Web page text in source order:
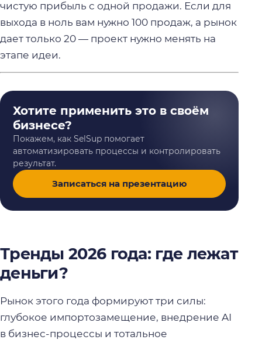
чистую прибыль с одной продажи. Если для
выхода в ноль вам нужно 100 продаж, а рынок
дает только 20 — проект нужно менять на
этапе идеи.
Хотите применить это в своём
бизнесе?
Покажем, как SelSup помогает
автоматизировать процессы и контролировать
результат.
Записаться на презентацию
Тренды 2026 года: где лежат
деньги?
Рынок этого года формируют три силы:
глубокое импортозамещение, внедрение AI
в бизнес-процессы и тотальное